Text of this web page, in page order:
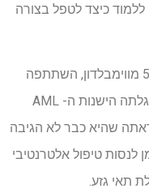
כיצד לטפל בצורה
ג'יין לאהי, בעלת תהליכים עסקיים בת 51 מווימבלדון, השתתפה
במשפט משנת 2014 עד 2018, שם התגלתה הישנות ה- AML
שהיא כבר לא הגיבה
לנסות טיפול אלטרנטיבי
תאי גזע.